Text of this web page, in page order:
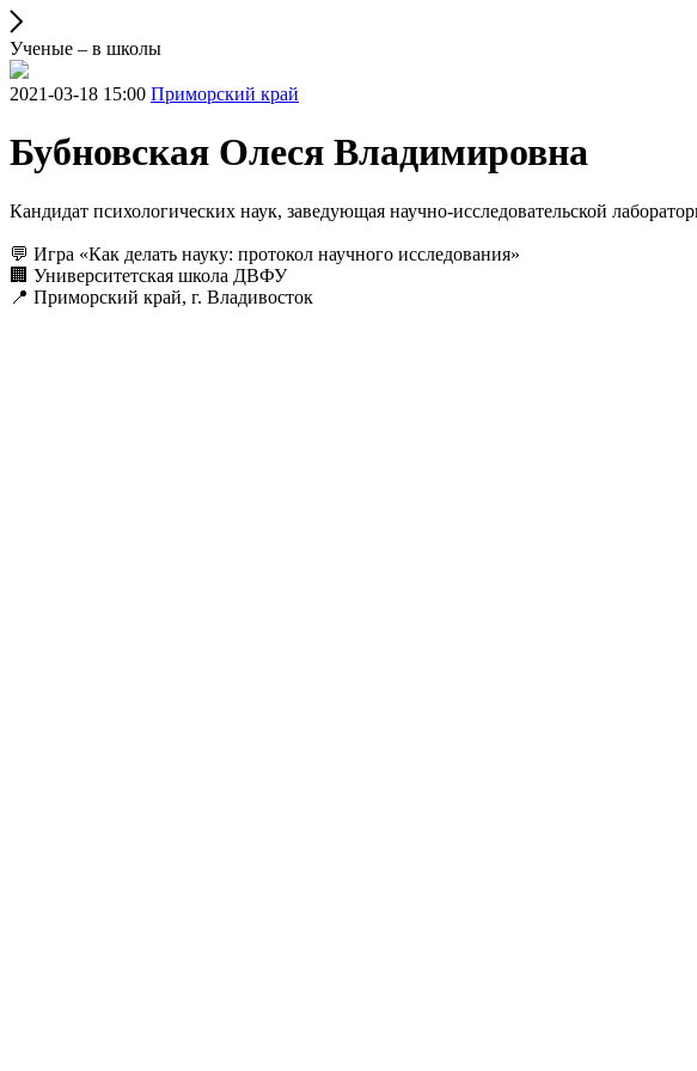
Ученые – в школы
2021-03-18 15:00 Приморский край
Бубновская Олеся Владимировна
Кандидат психологических наук, заведующая научно-исследовательской
💬 Игра «Как делать науку: протокол научного исследования»
🏢 Университетская школа ДВФУ
📍 Приморский край, г. Владивосток